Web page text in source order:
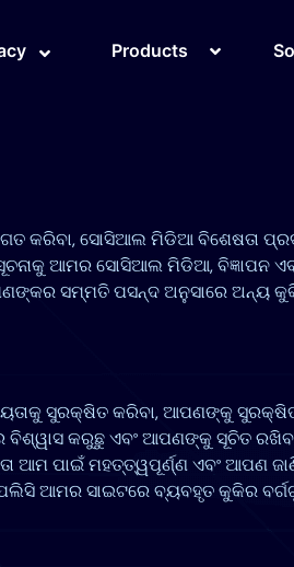
Products
କରିବା, ସୋସିଆଲ ମିଡିଆ ବିଶେଷତା
ଆମର ସୋସିଆଲ ମିଡିଆ, ବିଜ୍ଞାପନ
ସମ୍ମତି ପସନ୍ଦ ଅନୁସାରେ ଅନ୍ୟ
ସୁରକ୍ଷିତ କରିବା, ଆପଣଙ୍କୁ
ବିଶ୍ୱାସ କରୁଛୁ ଏବଂ ଆପଣଙ୍କୁ ସୂଚିତ
ଆମ ପାଇଁ ମହତ୍ତ୍ୱପୂର୍ଣ୍ଣ ଏବଂ ଆପଣ
ଆମର ସାଇଟରେ ବ୍ୟବହୃତ କୁକିର